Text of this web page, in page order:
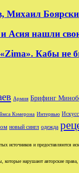
Асия нашли
Кабы не
Армия Брифинг
Кэмерона Интервью
новый сингл одежда
источников и предоставляются
которые нарушают авторские